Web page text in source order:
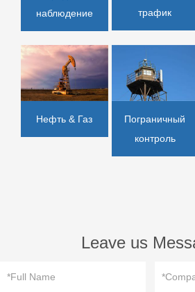
наблюдение
трафик
Нефть & Газ
Пограничный
контроль
Leave us